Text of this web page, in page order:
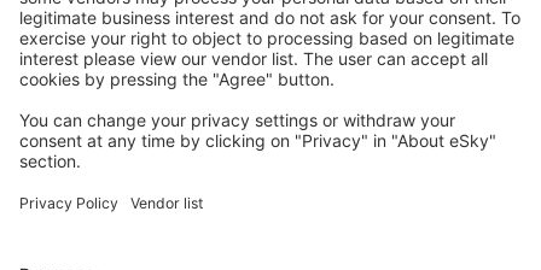
Cazarea preferată
Alege din peste 1,3 mil. de opţiuni: hoteluri, cabane,
Cele mai căutate hoteluri de către utilizatorii eSky